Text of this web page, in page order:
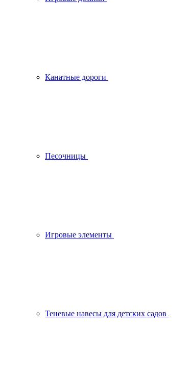
Канатные дороги
Песочницы
Игровые элементы
Теневые навесы для детских садов